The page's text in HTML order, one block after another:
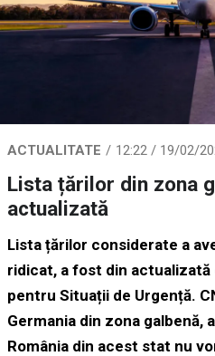
ACTUALITATE 12:22 / 19/02/
Lista țărilor din zona
actualizată
Lista țărilor considerate a
ridicat, a fost din
pentru Situații de Urgență.
Germania din zona galbenă,
România din acest stat nu